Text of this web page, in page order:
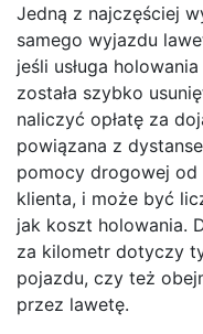
Jedną z najczęściej
samego wyjazdu
jeśli usługa
została szybko
naliczyć opłatę za
powiązana z
pomocy drogowej
klienta, i może być
jak koszt holowania.
za kilometr dotyczy
pojazdu, czy też
przez lawetę.